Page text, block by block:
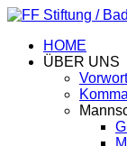
HOME
ÜBER UNS
Vorwort